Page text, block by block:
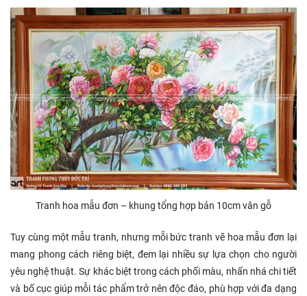
Tranh hoa mẫu đơn – khung tổng hợp bản 10cm vân gỗ
Tuy cùng một mẫu tranh, nhưng mỗi bức tranh vẽ hoa mẫu đơn lại
mang phong cách riêng biệt, đem lại nhiều sự lựa chọn cho người
yêu nghệ thuật. Sự khác biệt trong cách phối màu, nhấn nhá chi tiết
và bố cục giúp mỗi tác phẩm trở nên độc đáo, phù hợp với đa dạng